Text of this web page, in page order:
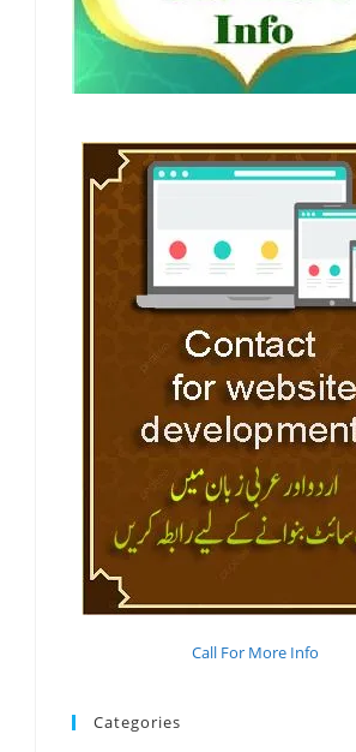
Call For More Info
Categories